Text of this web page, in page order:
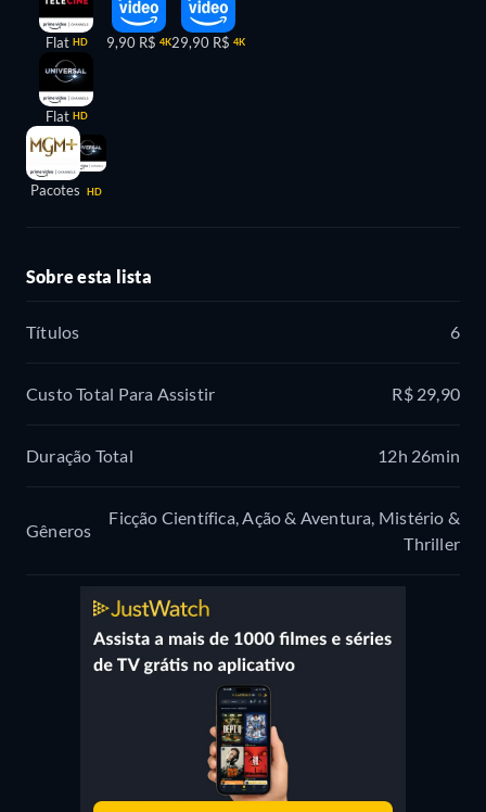
Flat HD
Flat HD
Pacotes HD
9,90 R$ 4K29,90 R$ 4K
Sobre esta lista
Títulos 6
Custo Total Para Assistir R$ 29,90
Duração Total 12h 26min
Gêneros
Ficção Científica, Ação & Aventura, Mistério &
Thriller